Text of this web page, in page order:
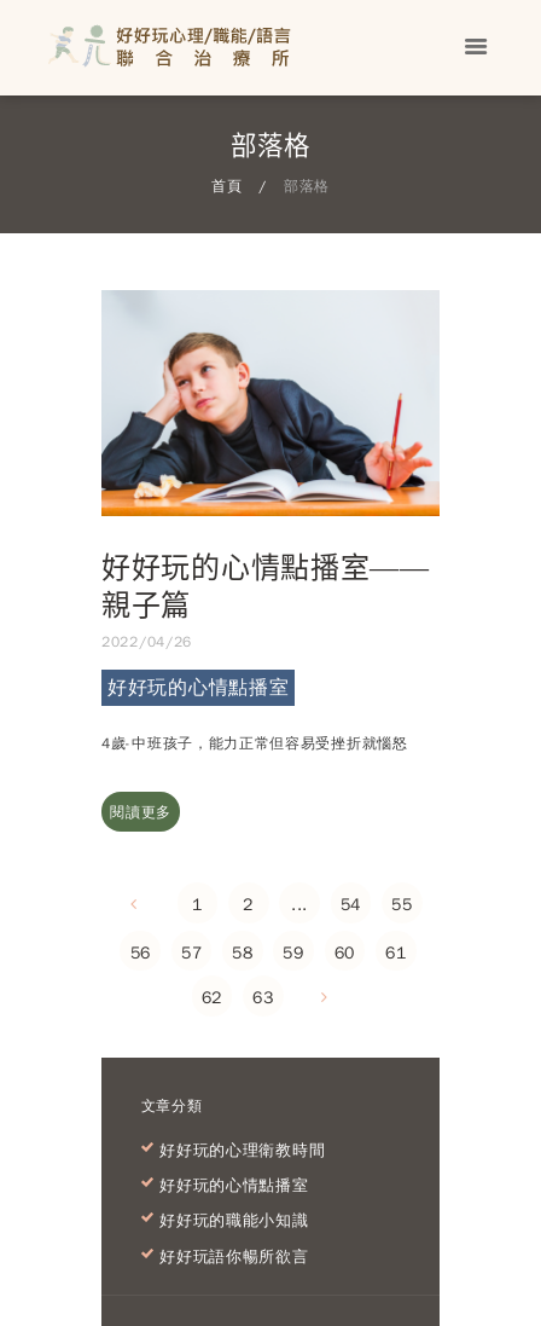
部落格
首頁 部落格
好好玩的心情點播室——
親子篇
2022/04/26
好好玩的心情點播室
4歲-中班孩子，能力正常但容易受挫折就惱怒
閱讀更多
1 2 ... 54 55
56 57 58 59 60 61
62 63
文章分類
好好玩的心理衛教時間
好好玩的心情點播室
好好玩的職能小知識
好好玩語你暢所欲言